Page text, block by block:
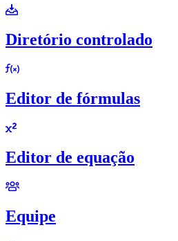
Diretório controlado
Editor de fórmulas
Editor de equação
Equipe